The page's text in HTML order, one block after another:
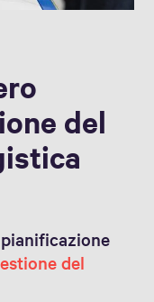
del
del